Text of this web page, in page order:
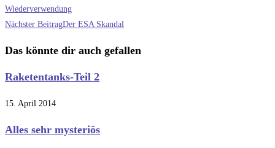
Artikel
ansehen
Wiederverwendung
Nächster BeitragDer ESA Skandal
Das könnte dir auch gefallen
Raketentanks-Teil 2
15. April 2014
Alles sehr mysteriös